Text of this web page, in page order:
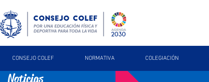
CONSEJO COLEF NORMATIVA COLEGIACIÓN
Noticias